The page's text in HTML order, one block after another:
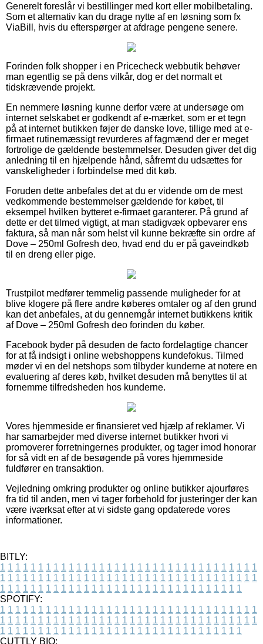
Generelt foreslår vi bestillinger med kort eller mobilbetaling.
Som et alternativ kan du drage nytte af en løsning som fx
ViaBill, hvis du efterspørger at afdrage pengene senere.
Forinden folk shopper i en Pricecheck webbutik behøver
man egentlig se på dens vilkår, dog er det normalt et
tidskrævende projekt.
En nemmere løsning kunne derfor være at undersøge om
internet selskabet er godkendt af e-mærket, som er et tegn
på at internet butikken føjer de danske love, tillige med at e-
firmaet rutinemæssigt revurderes af fagmænd der er meget
fortrolige de gældende bestemmelser. Desuden giver det dig
anledning til en hjælpende hånd, såfremt du udsættes for
vanskeligheder i forbindelse med dit køb.
Foruden dette anbefales det at du er vidende om de mest
vedkommende bestemmelser gældende for købet, til
eksempel hvilken bytteret e-firmaet garanterer. På grund af
dette er det tilmed vigtigt, at man stadigvæk opbevarer ens
faktura, så man når som helst vil kunne bekræfte sin ordre af
Dove – 250ml Gofresh deo, hvad end du er på gaveindkøb
til en dreng eller pige.
Trustpilot medfører temmelig passende muligheder for at
blive klogere på flere andre køberes omtaler og af den grund
kan det anbefales, at du gennemgår internet butikkens kritik
af Dove – 250ml Gofresh deo forinden du køber.
Facebook byder på desuden de facto fordelagtige chancer
for at få indsigt i online webshoppens kundefokus. Tilmed
møder vi en del netshops som tilbyder kunderne at notere en
evaluering af deres køb, hvilket desuden må benyttes til at
fornemme tilfredsheden hos kunderne.
Vores hjemmeside er finansieret ved hjælp af reklamer. Vi
har samarbejder med diverse internet butikker hvori vi
promoverer forretningernes produkter, og tager imod honorar
for så vidt en af de besøgende på vores hjemmeside
fuldfører en transaktion.
Vejledning omkring produkter og online butikker ajourføres
fra tid til anden, men vi tager forbehold for justeringer der kan
være iværksat efter at vi sidste gang opdaterede vores
informationer.
BITLY:
1 1 1 1 1 1 1 1 1 1 1 1 1 1 1 1 1 1 1 1 1 1 1 1 1 1 1 1 1 1 1 1 1 1
1 1 1 1 1 1 1 1 1 1 1 1 1 1 1 1 1 1 1 1 1 1 1 1 1 1 1 1 1 1 1 1 1 1
1 1 1 1 1 1 1 1 1 1 1 1 1 1 1 1 1 1 1 1 1 1 1 1 1 1 1 1 1 1 1 1
SPOTIFY:
1 1 1 1 1 1 1 1 1 1 1 1 1 1 1 1 1 1 1 1 1 1 1 1 1 1 1 1 1 1 1 1 1 1
1 1 1 1 1 1 1 1 1 1 1 1 1 1 1 1 1 1 1 1 1 1 1 1 1 1 1 1 1 1 1 1 1 1
1 1 1 1 1 1 1 1 1 1 1 1 1 1 1 1 1 1 1 1 1 1 1 1 1 1 1 1 1 1 1 1
CUTTLY BIO: